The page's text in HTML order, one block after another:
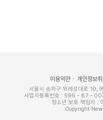
이 넘는 파트너와 업계 관
관심도를 나타냈다. 개막
이용약관 개인정보
서울시 송파구 위례성대로 10,
사업자등록번호 : 596 - 87 –
청소년 보호 책임자 :
Copyright